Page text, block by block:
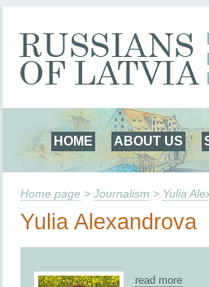
HOME ABOUT US
Home page > Journalism > Yulia
Yulia Alexandrova
read more